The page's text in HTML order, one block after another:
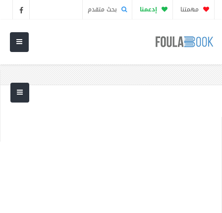
مهمتنا إدعمنا بحث متقدم